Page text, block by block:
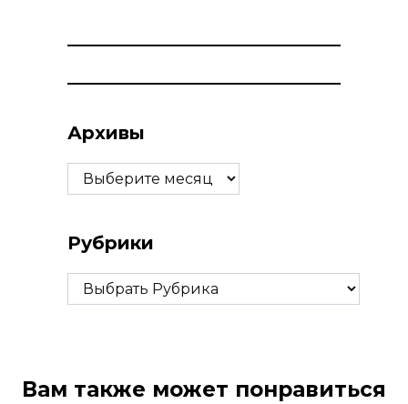
Архивы
Архивы
Рубрики
Рубрики
Вам также может понравиться